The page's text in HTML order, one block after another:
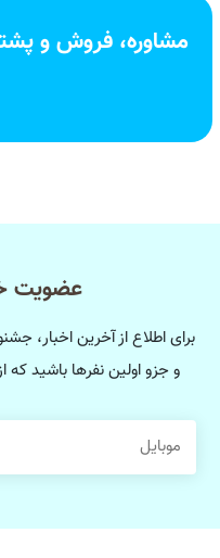
مشاوره، فروش و
عضویت
برای اطلاع از آخرین اخبار،
و جزو اولین نفرها باشید